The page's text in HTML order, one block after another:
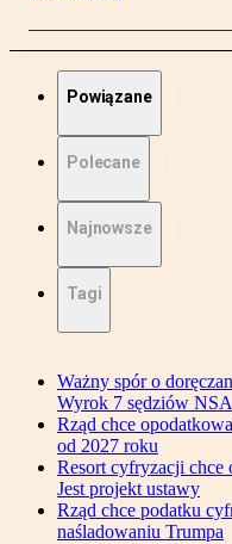
Powiązane
Polecane
Najnowsze
Tagi
Ważny spór o
Wyrok 7 sędziów NSA
Rząd chce
od 2027 roku
Resort cyfryzacji chce
Jest projekt ustawy
Rząd chce podatku
naśladowaniu Trumpa